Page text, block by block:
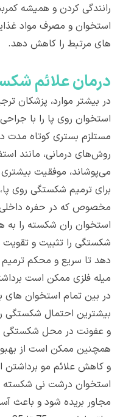
رانندگی کردن و همیشه
استخوان و مصرف مواد
های مرتبط را کاهش دهد.
درمان علائم
در بیشتر موارد، پزشکان
استخوان روی پا را با
مستلزم بستری کوتاه‌ مدت
روش‌های درمانی، مانند
می‌پوشاند، موفقیت بیشتری
برای ترمیم شکستگی روی
مخصوص که در حفره
استخوان ران شکسته را
شکستگی را تثبیت و تقویت
دهد تا سریع و محکم
میله فلزی ممکن است
در بین تمام استخوان های
بیشترین احتمال شکستگی
و عفونت در محل شکستگی
همچنین ممکن است از
و کاهش علائم مو برداشتن
استخوان درشت نی شکسته
مجاور بریده شود و باعث